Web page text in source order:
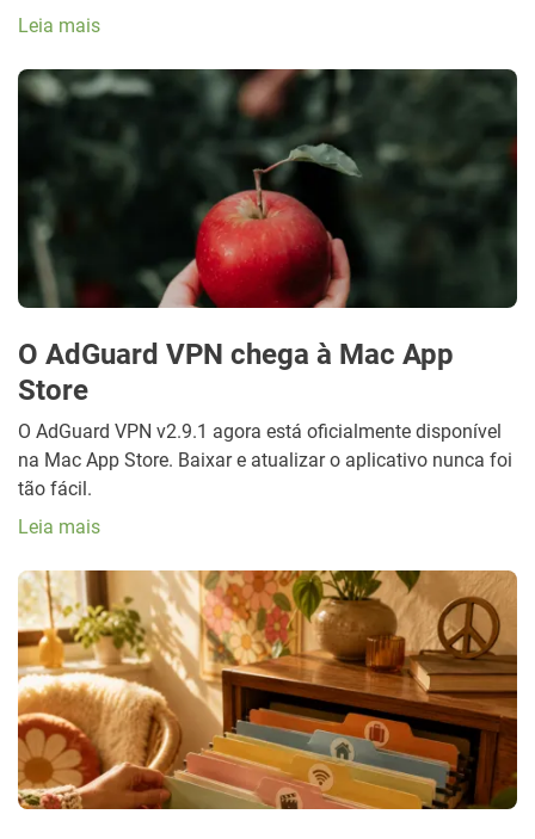
Leia mais
O AdGuard VPN chega à Mac App
Store
O AdGuard VPN v2.9.1 agora está oficialmente disponível
na Mac App Store. Baixar e atualizar o aplicativo nunca foi
tão fácil.
Leia mais